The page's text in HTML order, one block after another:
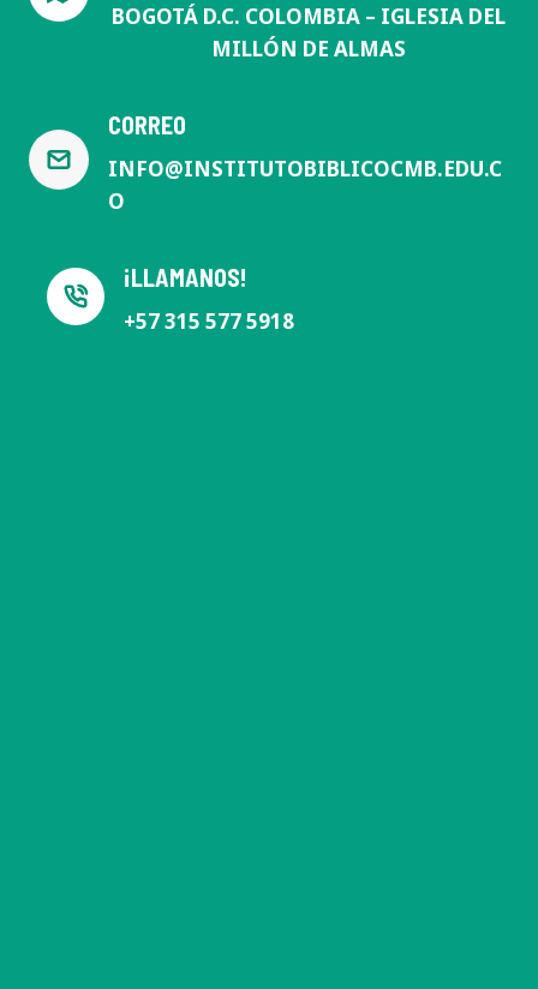
BOGOTÁ D.C. COLOMBIA – IGLESIA DEL
MILLÓN DE ALMAS
CORREO
INFO@INSTITUTOBIBLICOCMB.EDU.C
O
¡LLAMANOS!
+57 315 577 5918